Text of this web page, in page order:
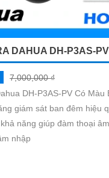
DAHUA DH-P3AS-
7,000,000 ₫
DH-P3AS-PV Có
giám sát ban đêm hiệu
năng giúp đàm thoại
nhập